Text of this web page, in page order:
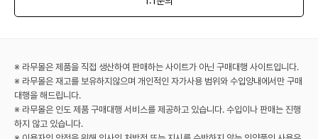
※ 라무몰은 제품을 직접 생산하여 판매하는 사이트가 아닌 구매대행 사이트입니다.
※ 라무몰은 재고를 보유하지않으며 개인적인 자가사용 범위와 수입양내에서만 구매
대행을 해드립니다.
※ 라무몰은 인도 제품 구매대행 서비스를 제공하고 있습니다. 수입이나 판매는 진행
하지 않고 있습니다.